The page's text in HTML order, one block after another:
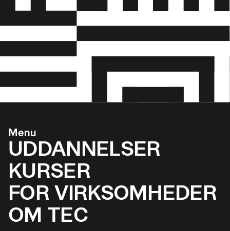
Menu
UDDANNELSER
KURSER
FOR VIRKSOMHEDER
OM TEC